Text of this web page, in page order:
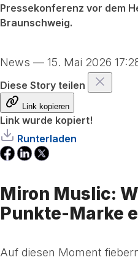
Pressekonferenz vor dem
Braunschweig.
News — 15. Mai 2026
Diese Story teilen
Link kopieren
Link wurde kopiert!
Runterladen
Miron Muslic:
Punkte-Marke
Auf diesen Moment